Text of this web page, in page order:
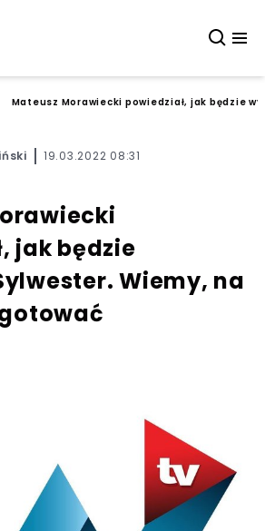
Mateusz Morawiecki powiedział, jak będzie
19.03.2022 08:31
jak będzie
Wiemy, na